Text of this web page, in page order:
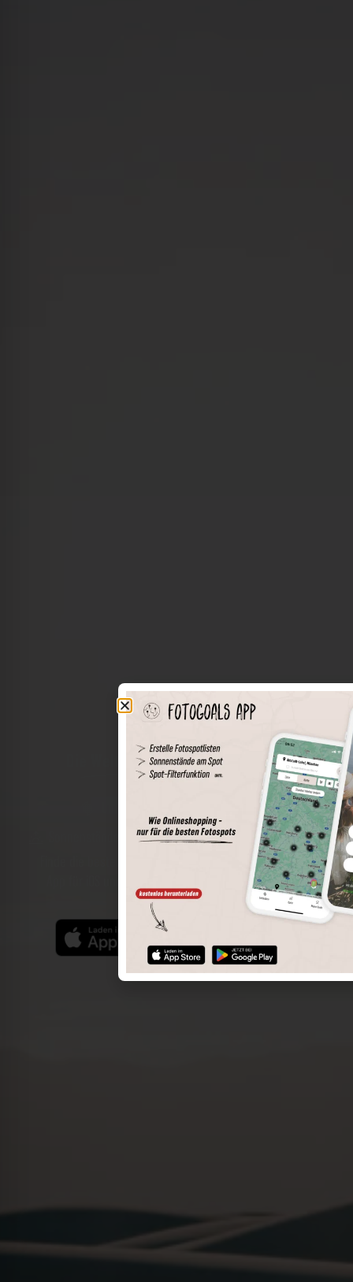
Die Welt der Orte in deiner Tasche
Spots speichern
Sonnenstände am Spot
Spotdetails
Filterfunktion
Finde die besten Fotospots noch einfacher mit unserer
App für iOS und Android und genieße einen größeren
Funktionsumfang